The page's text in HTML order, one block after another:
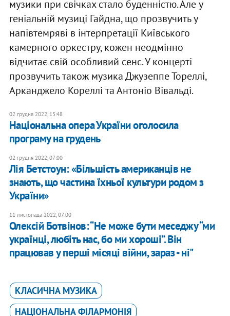
музики при свічках стало буденністю. Але у
геніальній музиці Гайдна, що прозвучить у
напівтемряві в інтерпретації Київського
камерного оркестру, кожен неодмінно
відчитає свій особливий сенс. У концерті
прозвучить також музика Джузеппе Тореллі,
Арканджело Кореллі та Антоніо Вівальді.
02 грудня 2022, 15:48
Національна опера України оголосила
програму на грудень
02 грудня 2022, 07:00
Лія Бетстоун: «Більшість американців не
знають, що частина їхньої культури родом з
України»
11 листопада 2022, 07:00
Олексій Ботвінов: “Не може бути меседжу “ми
українці, любіть нас, бо ми хороші”. Він
працював у перші місяці війни, зараз - ні"
КЛАСИЧНА МУЗИКА
НАЦІОНАЛЬНА ФІЛАРМОНІЯ